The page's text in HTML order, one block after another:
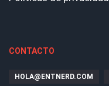
CONTACTO
HOLA@ENTNERD.COM